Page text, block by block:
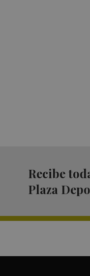
Recibe
Plaza